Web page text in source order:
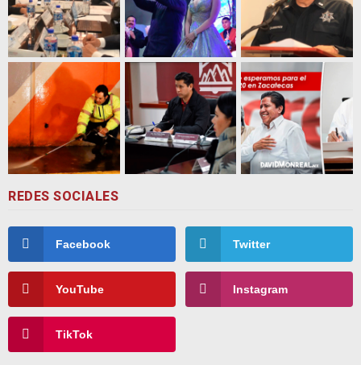
REDES SOCIALES
Facebook Twitter
YouTube Instagram
TikTok